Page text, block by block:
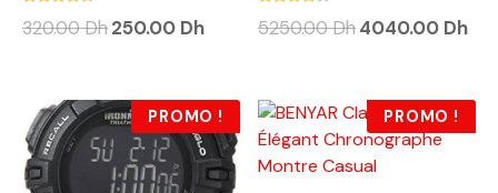
4.25
320.00Dh250.00 Dh
4.00
5250.00Dh4040.00 Dh
PROMO ! PROMO !